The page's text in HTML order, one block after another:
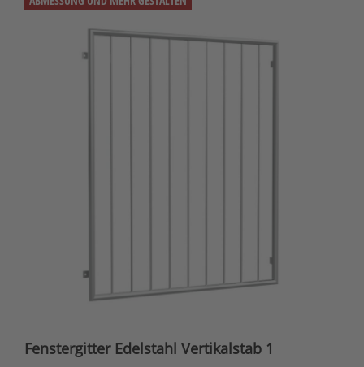
Fenstergitter Edelstahl Vertikalstab 1